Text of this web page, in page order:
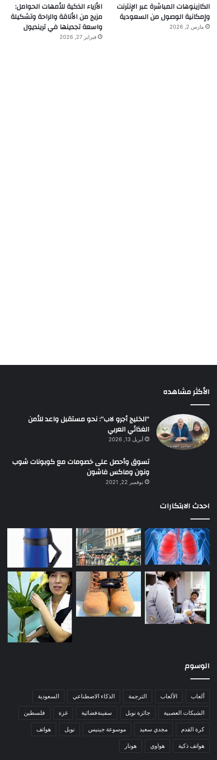
الكازينوهات المباشرة عبر الإنترنت
وإمكانية الوصول من السعودية
مارس 2, 2026
الأزياء الذكية للأمهات الحوامل:
مزيج من الأناقة والراحة وتشكيلة
واسعة تجدينها في ترينديول
فبراير 27, 2026
الأكثر مشاهده
“الخليج أجرو لاب”: نحو مستقبل واعد للأمن
الغذائي العربي
أبريل 13, 2026
تسوق وأحصل على خصومات مع كوبونات شوب
ونون وماكس فاشون
نوفمبر 22, 2021
احدث الابتكارات
الوسوم
ألعاب الألعاب الترجمة الذكاء الاصطناعي السعودية
الشبكات العصبية جائزة نوبل سفينةفضائية غزة فلسطين
كرة القدم مجدي سعيد موسوعة جينيس نوبل هواتف
هواتف ذكية هواوي هونار